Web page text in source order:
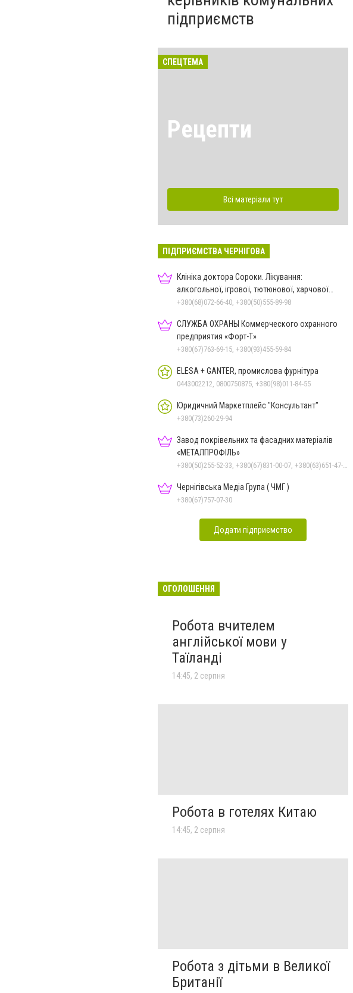
підприємств
СПЕЦТЕМА
Рецепти
Всі матеріали тут
ПІДПРИЄМСТВА ЧЕРНІГОВА
Клініка доктора Сороки. Лікування:
алкогольної, ігрової, тютюнової, харчової
залежностей, неврозів т
+380(68)072-66-40, +380(50)555-89-98
СЛУЖБА ОХРАНЫ Коммерческого охранного
предприятия «Форт-Т»
+380(67)763-69-15, +380(93)455-59-84
ELESA + GANTER, промислова фурнітура
0443002212, 0800750875, +380(98)011-84-55
Юридичний Маркетплейс "Консультант"
+380(73)260-29-94
Завод покрівельних та фасадних матеріалів
«МЕТАЛПРОФІЛЬ»
Чернігівська Медіа Група ( ЧМГ )
+380(67)757-07-30
Додати підприємство
ОГОЛОШЕННЯ
Робота вчителем
англійської мови у
Таїланді
14:45, 2 серпня
Робота в готелях Китаю
14:45, 2 серпня
Робота з дітьми в Великої
Британії